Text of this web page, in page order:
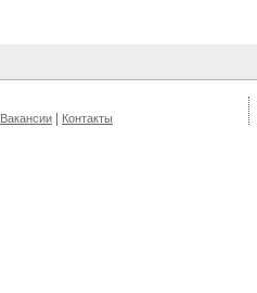
Вакансии Контакты